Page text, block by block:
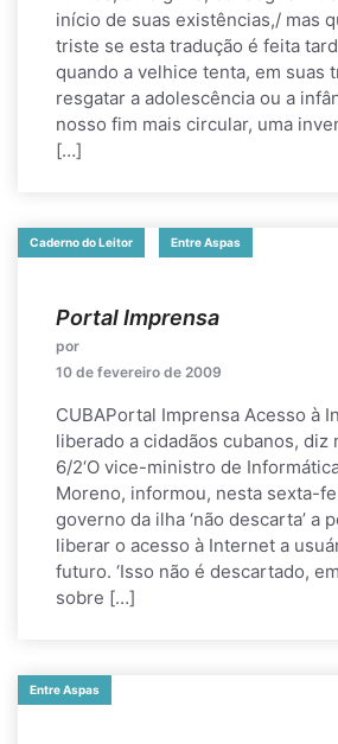
início de suas existências,/ mas
triste se esta tradução é feita
quando a velhice tenta, em suas
resgatar a adolescência ou a
nosso fim mais circular, uma
[…]
Caderno do Leitor Entre Aspas
Portal Imprensa
por
10 de fevereiro de 2009
CUBAPortal Imprensa Acesso à
liberado a cidadãos cubanos, diz
6/2‘O vice-ministro de
Moreno, informou, nesta sexta-
governo da ilha ‘não descarta’ a
liberar o acesso à Internet a
futuro. ‘Isso não é descartado,
sobre […]
Entre Aspas